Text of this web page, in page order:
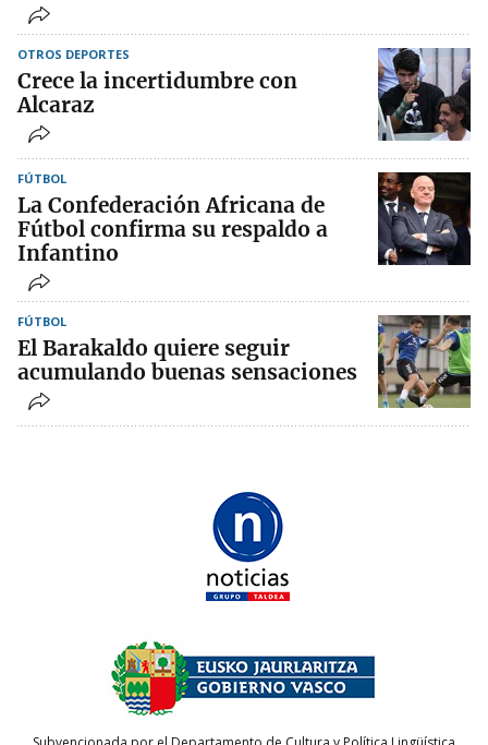
OTROS DEPORTES
Crece la incertidumbre con
Alcaraz
FÚTBOL
La Confederación Africana de
Fútbol confirma su respaldo a
Infantino
FÚTBOL
El Barakaldo quiere seguir
acumulando buenas sensaciones